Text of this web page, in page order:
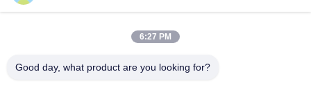
froid du jus
6:27 PM
Good day, what product are you looking for?